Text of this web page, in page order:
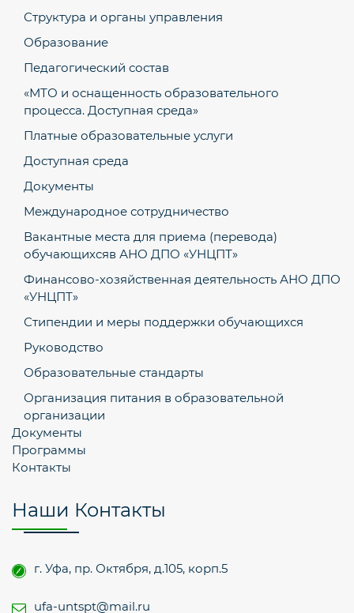
Структура и органы управления
Образование
Педагогический состав
«МТО и оснащенность образовательного
процесса. Доступная среда»
Платные образовательные услуги
Доступная среда
Документы
Международное сотрудничество
Вакантные места для приема (перевода)
обучающихсяв АНО ДПО «УНЦПТ»
Финансово-хозяйственная деятельность АНО ДПО
«УНЦПТ»
Стипендии и меры поддержки обучающихся
Руководство
Образовательные стандарты
Организация питания в образовательной
организации
Документы
Программы
Контакты
Наши Контакты
г. Уфа, пр. Октября, д.105, корп.5
ufa-untspt@mail.ru